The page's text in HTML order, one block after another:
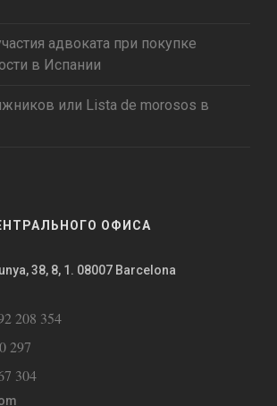
адвоката при покупке
в Испании
или Lista de morosos в
ОФИСА
38, 8, 1. 08007 Barcelona
208 354
297
304